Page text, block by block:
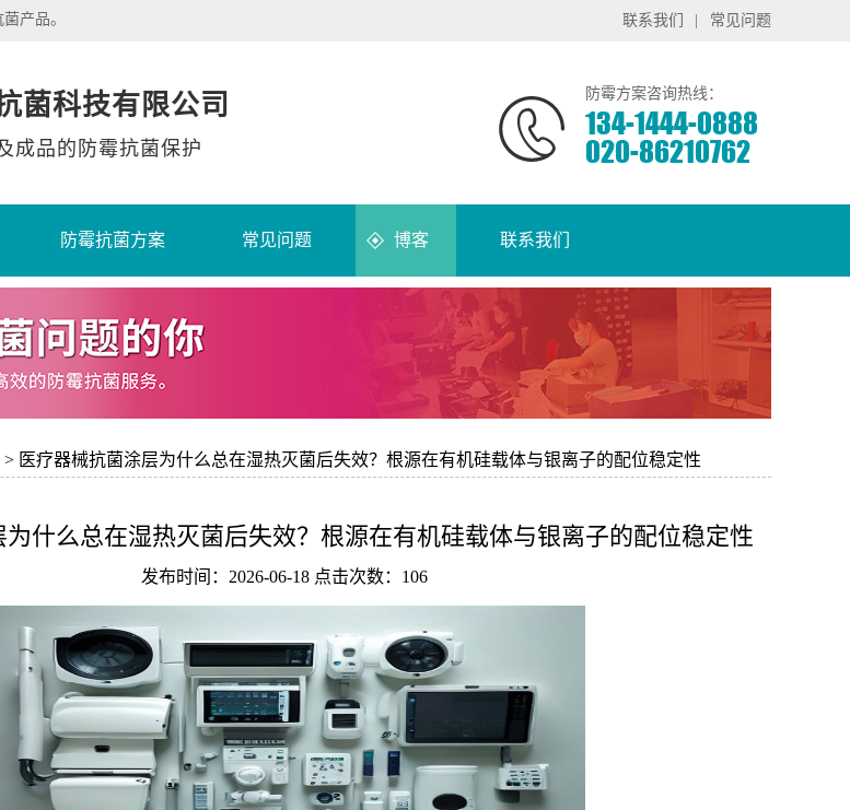
产品。 联系我们 常见问题
菌科技有限公司
成品的防霉抗菌保护
防霉方案咨询热线：
134-1444-0888
020-86210762
防霉抗菌方案 常见问题 博客 联系我们
> 医疗器械抗菌涂层为什么总在湿热灭菌后失效？根源在有机硅载体与银离子的配位稳定性
为什么总在湿热灭菌后失效？根源在有机硅载体与银离子的配位稳定性
发布时间：2026-06-18 点击次数： 106